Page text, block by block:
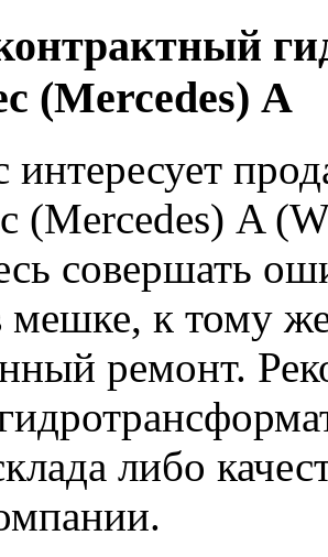
(Mercedes) A
интересует
(Mercedes) A
совершать
мешке, к тому
ремонт.
либо